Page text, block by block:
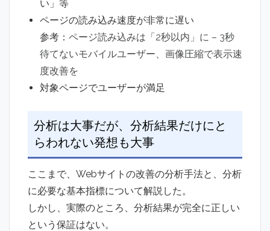
い」等
ページの読み込み速度が非常に遅い
参考： ページ読み込みは「2秒以内」に – 3秒
待てないモバイルユーザー、画像圧縮で表示速
度改善を
対象ページでユーザーが満足
分析は大事だが、分析結果だけにと
らわれない発想も大事
ここまで、Webサイトの改善の分析手法と、分析
に必要な基本指標について解説した。
しかし、実際のところ、分析結果が完全に正しい
という保証はない。